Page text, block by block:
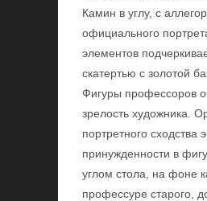
Камин в углу, с
официального
элементов
скатертью с золотой
Фигуры профессоров
зрелость художника.
портретного сходства
принужденности в
углом стола, на фоне
профессуре старого,